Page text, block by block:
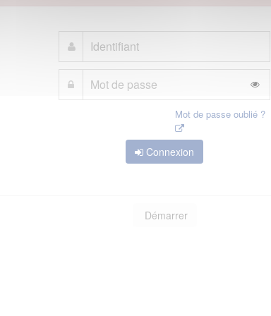
Mot de passe oublié ?
Connexion
Démarrer